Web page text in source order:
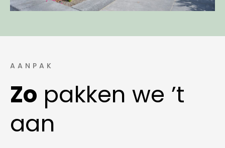
AANPAK
Zo pakken we ’t
aan